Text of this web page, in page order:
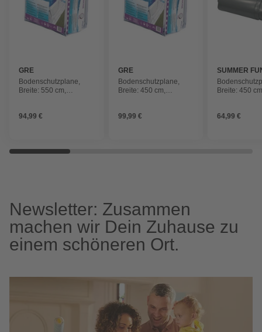
GRE
Bodenschutzplane,
Breite: 550 cm,
94,99 €
GRE
Bodenschutzplane,
Breite: 450 cm,
99,99 €
SUMMER
Breite: 450
64,99 €
Newsletter: Zusammen
machen wir Dein Zuhause zu
einem schöneren Ort.